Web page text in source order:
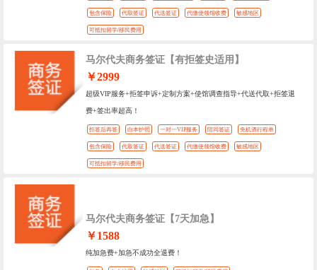
包含保险 代取签证 代送签证 代缴使领馆收费 敏感地区
可抵扣留学/移民费用
马尔代夫商务签证【有拒签史适用】
￥2999
超级VIP服务+拒签申诉+定制方案+使馆调查指导+代送代取+拒签退
费+签出率超高！
拒签后再签 白本护照 一对一VIP服务 陪同签证 免机酒行程单
包含保险 代取签证 代送签证 代缴使领馆收费 敏感地区
可抵扣留学/移民费用
马尔代夫商务签证【7天加急】
￥1588
纯加急费+加急不成功全退费！